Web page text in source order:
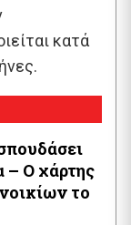
κατά
– Ο χάρτης
το